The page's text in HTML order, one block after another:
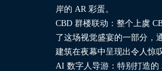
岸的 AR 彩蛋。
CBD 群楼联动：整个上虞
了这场视觉盛宴的一部分，
建筑在夜幕中呈现出令人惊
AI 数字人导游：特别打造的